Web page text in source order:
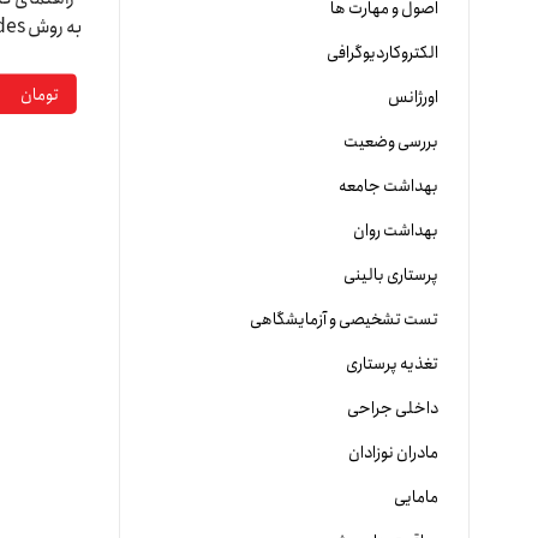
اصول و مهارت ها
الکتروکاردیوگرافی
اورژانس
بررسی وضعیت
بهداشت جامعه
بهداشت روان
پرستاری بالینی
تست تشخیصی و آزمایشگاهی
تغذیه پرستاری
داخلی جراحی
مادران نوزادان
مامایی
تومان